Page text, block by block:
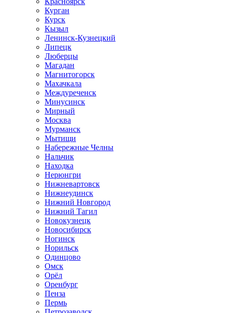
Курган
Курск
Кызыл
Ленинск-Кузнецкий
Липецк
Люберцы
Магадан
Магнитогорск
Махачкала
Междуреченск
Минусинск
Мирный
Москва
Мурманск
Мытищи
Набережные Челны
Нальчик
Находка
Нерюнгри
Нижневартовск
Нижнеудинск
Нижний Новгород
Нижний Тагил
Новокузнецк
Новосибирск
Ногинск
Норильск
Одинцово
Омск
Орёл
Оренбург
Пенза
Пермь